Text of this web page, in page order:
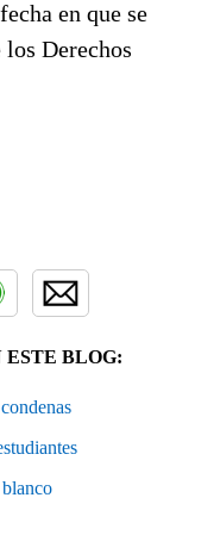
en que se
Derechos
ESTE BLOG: